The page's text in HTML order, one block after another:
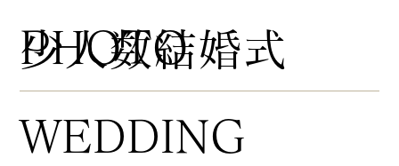
​少人数結婚式
PHOTO
WEDDING